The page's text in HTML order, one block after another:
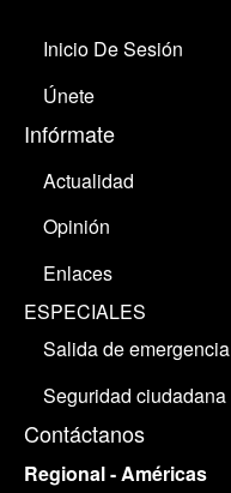
Inicio De Sesión
Únete
Infórmate
Actualidad
Opinión
Enlaces
ESPECIALES
Salida de emergencia
Seguridad ciudadana
Contáctanos
Regional - Américas